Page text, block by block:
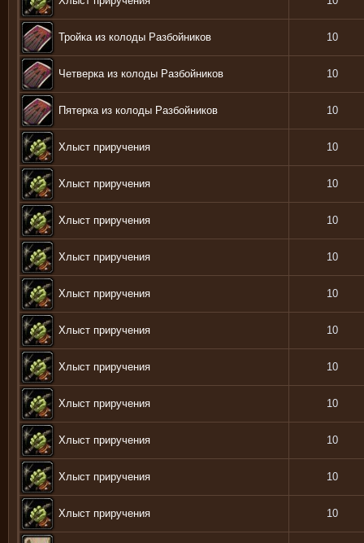
Тройка из колоды Разбойников 10
Четверка из колоды Разбойников 10
Пятерка из колоды Разбойников 10
Хлыст приручения 10
Хлыст приручения 10
Хлыст приручения 10
Хлыст приручения 10
Хлыст приручения 10
Хлыст приручения 10
Хлыст приручения 10
Хлыст приручения 10
Хлыст приручения 10
Хлыст приручения 10
Хлыст приручения 10